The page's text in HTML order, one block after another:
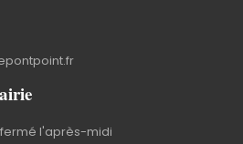
fermé l'après-midi